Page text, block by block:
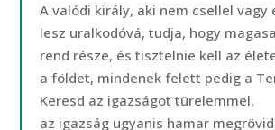
A valódi király, aki nem csellel vagy
lesz uralkodóvá, tudja, hogy
rend része, és tisztelnie kell az
a földet, mindenek felett pedig a
Keresd az igazságot türelemmel,
az igazság ugyanis hamar